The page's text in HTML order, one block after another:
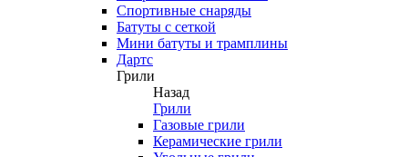
Спортивные снаряды
Батуты с сеткой
Мини батуты и трамплины
Дартс
Грили
Назад
Грили
Газовые грили
Керамические грили